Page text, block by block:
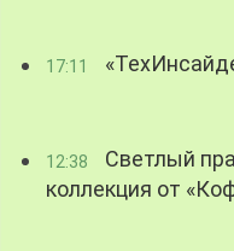
17:11
12:38
Светлый
коллекция от